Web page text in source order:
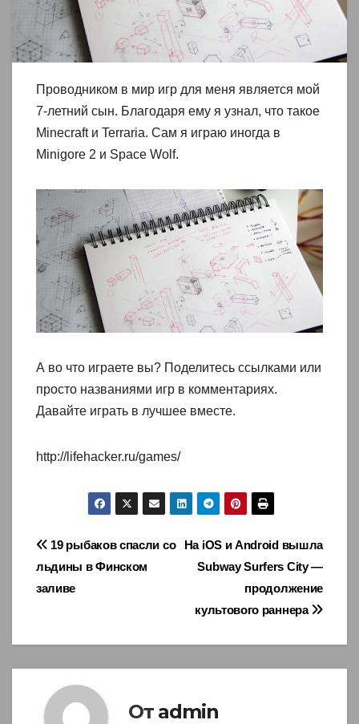
Проводником в мир игр для меня является мой
7-летний сын. Благодаря ему я узнал, что такое
Minecraft и Terraria. Сам я играю иногда в
Minigore 2 и Space Wolf.
А во что играете вы? Поделитесь ссылками или
просто названиями игр в комментариях.
Давайте играть в лучшее вместе.
http://lifehacker.ru/games/
Навигация
по
На iOS и Android вышла
Subway Surfers City —
продолжение
культового раннера
19 рыбаков спасли со
льдины в Финском
заливе
От admin